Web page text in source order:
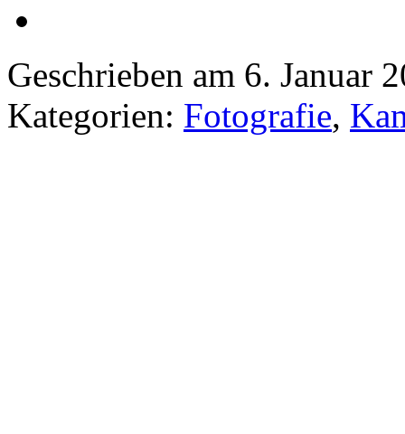
Geschrieben am 6. Januar
Kategorien: Fotografie,